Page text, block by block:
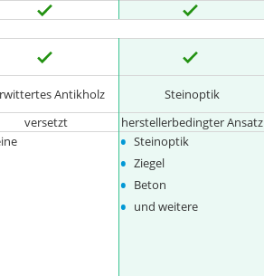
Antikholz Steinoptik
versetzt herstellerbedingter Ansatz
• Steinoptik
• Ziegel
• Beton
• und weitere